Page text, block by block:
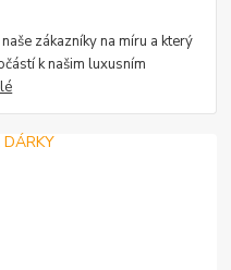
zákazníky na míru a který
k našim luxusním